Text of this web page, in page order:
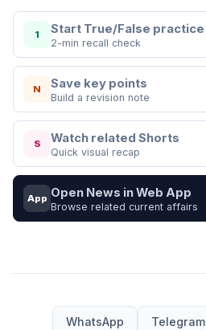
1 Start True/False practice
2-min recall check
N Save key points
Build a revision note
S Watch related Shorts
Quick visual recap
App Open News in Web App
Browse related current affairs
WhatsApp Telegram